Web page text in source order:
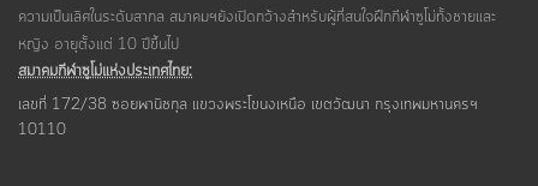
ความเป็นเลิศในระดับสากล สมาคมฯยังเปิดกว้างสำหรับผู้ที่สนใจฝึกกีฬาซูโม่ทั้งชายและ
หญิง อายุตั้งแต่ 10 ปีขึ้นไป
สมาคมกีฬาซูโม่แห่งประเทศไทย:
เลขที่ 172/38 ซอยพานิชกุล แขวงพระโขนงเหนือ เขตวัฒนา กรุงเทพมหานครฯ
10110